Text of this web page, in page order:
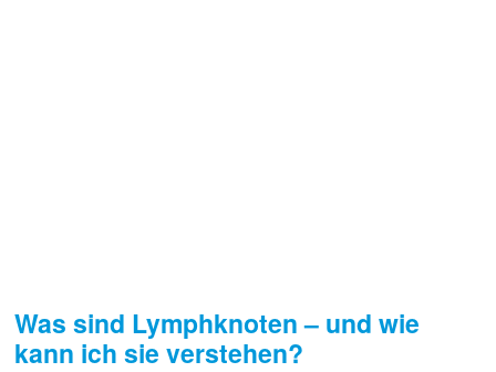
Was sind Lymphknoten – und wie
kann ich sie verstehen?